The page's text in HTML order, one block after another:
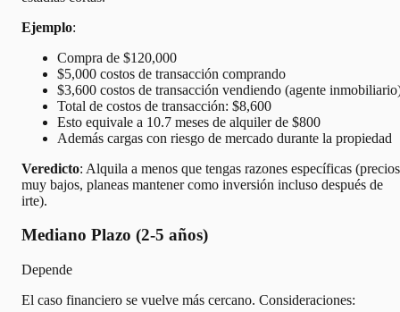
Ejemplo:
Compra de $120,000
$5,000 costos de transacción comprando
$3,600 costos de transacción vendiendo (agente
Total de costos de transacción: $8,600
Esto equivale a 10.7 meses de alquiler de $800
Además cargas con riesgo de mercado durante la propiedad
Veredicto: Alquila a menos que tengas razones específicas (precios
muy bajos, planeas mantener como inversión incluso después de
irte).
Mediano Plazo (2-5 años)
Depende
El caso financiero se vuelve más cercano. Consideraciones: